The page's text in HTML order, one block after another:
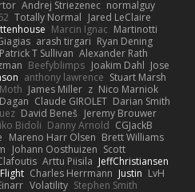
Andrej Striezenec normalguy
Totally Normal Jared LeClaire
Marcin Ignac Martinotti
arash tirgari Ryan Dening
Patrick T Sullivan Alexander Rath
Beefyblimps Joakim Dahl Jose
anthony lawrence Stuart Marsh
Moth James Miller z Nico Marniok
Claude GIROLET Darian Smith
David Beneš Jeremy Brouwer
Bidoli Danny Arnold CGJackB
Mareno Harr Olsen Brett Williams
Johann Oosthuizen Scott
Arttu Piisila JeffChristiansen
Charles Herrmann Justin LvH
Volatility Stephen Smith